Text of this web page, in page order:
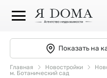
Показать на
Главная Новостройки
м. Ботанический сад